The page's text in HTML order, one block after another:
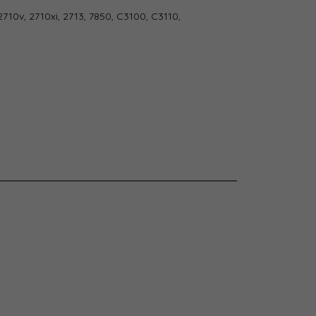
2710xi, 2713, 7850, C3100, C3110,